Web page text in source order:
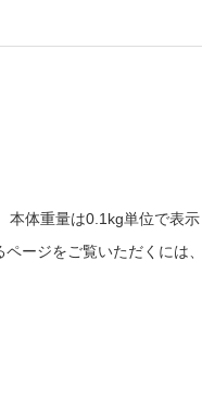
本体重量は0.1kg単位で表示
ージをご覧いただくには、